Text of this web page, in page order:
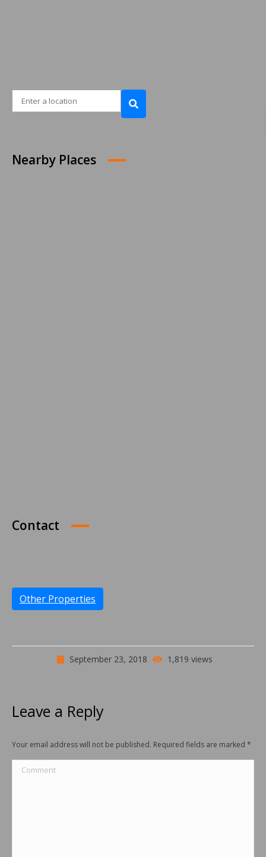
Nearby Places
Contact
Other Properties
September 23, 2018 1,819 views
Leave a Reply
Your email address will not be published. Required fields are marked *
Comment